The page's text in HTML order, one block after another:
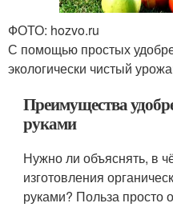
ФОТО: hozvo.ru
С помощью простых
экологически чистый
Преимущества
руками
Нужно ли объяснять, в
изготовления
руками? Польза просто